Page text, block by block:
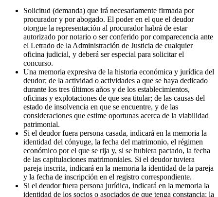
Solicitud (demanda) que irá necesariamente firmada por
procurador y por abogado. El poder en el que el deudor
otorgue la representación al procurador habrá de estar
autorizado por notario o ser conferido por comparecencia ante
el Letrado de la Administración de Justicia de cualquier
oficina judicial, y deberá ser especial para solicitar el
concurso.
Una memoria expresiva de la historia económica y jurídica del
deudor; de la actividad o actividades a que se haya dedicado
durante los tres últimos años y de los establecimientos,
oficinas y explotaciones de que sea titular; de las causas del
estado de insolvencia en que se encuentre, y de las
consideraciones que estime oportunas acerca de la viabilidad
patrimonial.
Si el deudor fuera persona casada, indicará en la memoria la
identidad del cónyuge, la fecha del matrimonio, el régimen
económico por el que se rija y, si se hubiera pactado, la fecha
de las capitulaciones matrimoniales. Si el deudor tuviera
pareja inscrita, indicará en la memoria la identidad de la pareja
y la fecha de inscripción en el registro correspondiente.
Si el deudor fuera persona jurídica, indicará en la memoria la
identidad de los socios o asociados de que tenga constancia; la